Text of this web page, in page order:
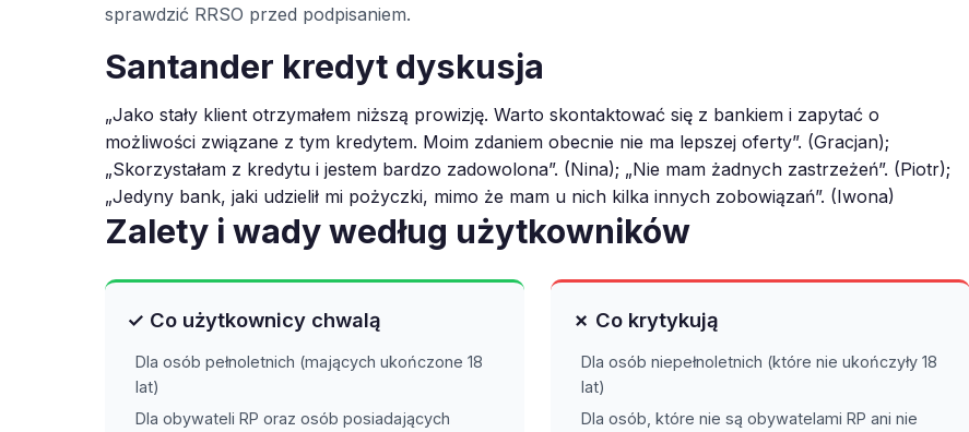
sprawdzić RRSO przed podpisaniem.
Santander kredyt dyskusja
„Jako stały klient otrzymałem niższą prowizję. Warto skontaktować się z bankiem i zapytać o
możliwości związane z tym kredytem. Moim zdaniem obecnie nie ma lepszej oferty”. (Gracjan);
„Skorzystałam z kredytu i jestem bardzo zadowolona”. (Nina); „Nie mam żadnych zastrzeżeń”. (Piotr);
„Jedyny bank, jaki udzielił mi pożyczki, mimo że mam u nich kilka innych zobowiązań”. (Iwona)
Zalety i wady według użytkowników
✓ Co użytkownicy chwalą
Dla osób pełnoletnich (mających ukończone 18
lat)
Dla obywateli RP oraz osób posiadających
✗ Co krytykują
Dla osób niepełnoletnich (które nie ukończyły 18
lat)
Dla osób, które nie są obywatelami RP ani nie